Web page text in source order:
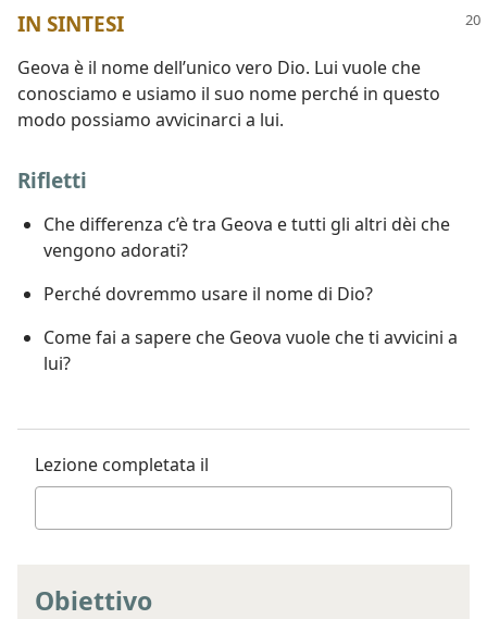
IN SINTESI
Geova è il nome dell’unico vero Dio. Lui vuole che
conosciamo e usiamo il suo nome perché in questo
modo possiamo avvicinarci a lui.
Rifletti
Che differenza c’è tra Geova e tutti gli altri dèi che
vengono adorati?
Perché dovremmo usare il nome di Dio?
Come fai a sapere che Geova vuole che ti avvicini a
lui?
Lezione completata il
Obiettivo